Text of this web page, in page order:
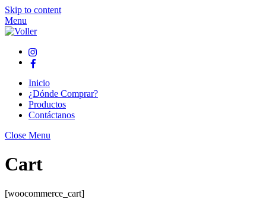
Skip to content
Menu
Inicio
¿Dónde Comprar?
Productos
Contáctanos
Close Menu
Cart
[woocommerce_cart]